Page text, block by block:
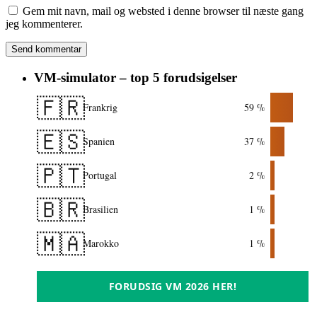
Gem mit navn, mail og websted i denne browser til næste gang
jeg kommenterer.
VM-simulator – top 5 forudsigelser
🇫🇷Frankrig 59 %
🇪🇸Spanien 37 %
🇵🇹Portugal 2 %
🇧🇷Brasilien 1 %
🇲🇦Marokko 1 %
FORUDSIG VM 2026 HER!